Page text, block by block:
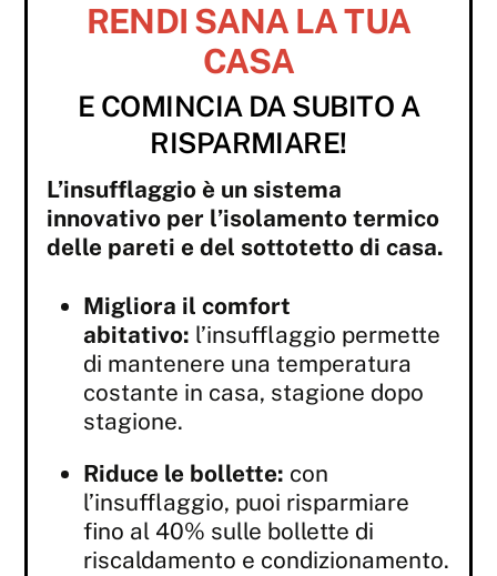
RENDI SANA LA TUA
CASA
E COMINCIA DA SUBITO A
RISPARMIARE!
L’insufflaggio è un sistema
innovativo per l’isolamento termico
delle pareti e del sottotetto di casa.
Migliora il comfort
abitativo: l’insufflaggio permette
di mantenere una temperatura
costante in casa, stagione dopo
stagione.
Riduce le bollette: con
l’insufflaggio, puoi risparmiare
fino al 40% sulle bollette di
riscaldamento e condizionamento.